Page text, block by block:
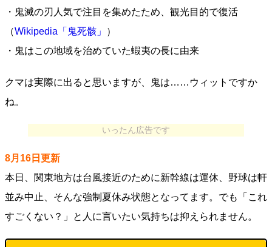
・鬼滅の刃人気で注目を集めたため、観光目的で復活
（Wikipedia「鬼死骸」
）
・鬼はこの地域を治めていた蝦夷の長に由来
クマは実際に出ると思いますが、鬼は……ウィットですか
ね。
いったん広告です
8月16日更新
本日、関東地方は台風接近のために新幹線は運休、野球は軒
並み中止、そんな強制夏休み状態となってます。でも「これ
すごくない？」と人に言いたい気持ちは抑えられません。